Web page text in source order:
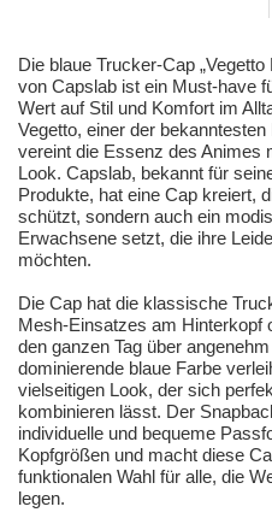
Die blaue Trucker-Cap
von Capslab ist ein Must-have
Wert auf Stil und Komfort im
Vegetto, einer der
vereint die Essenz des Animes
Look. Capslab, bekannt für
Produkte, hat eine Cap kreiert,
schützt, sondern auch ein
Erwachsene setzt, die ihre
möchten.
Die Cap hat die klassische
Mesh-Einsatzes am Hinterkopf
den ganzen Tag über
dominierende blaue Farbe
vielseitigen Look, der sich
kombinieren lässt. Der
individuelle und bequeme
Kopfgrößen und macht diese
funktionalen Wahl für alle, die
legen.